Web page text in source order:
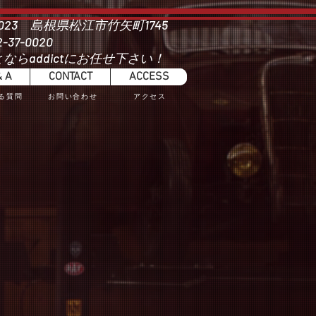
島根県松江市竹矢町1745
37-0020
らaddictにお任せ下さい！
A CONTACT ACCESS
質問 アクセス
​お問い合わせ